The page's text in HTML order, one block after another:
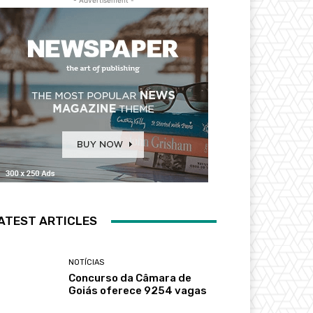
ARTICLES
NOTÍCIAS
Concurso da Câmara de
Goiás oferece 9254 vagas